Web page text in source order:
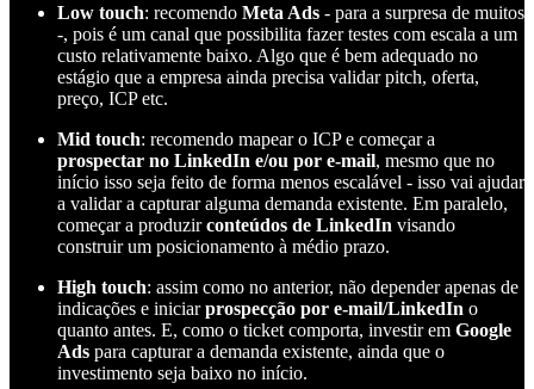
Low touch: recomendo Meta Ads - para a surpresa de muitos
-, pois é um canal que possibilita fazer testes com escala a um
custo relativamente baixo. Algo que é bem adequado no
estágio que a empresa ainda precisa validar pitch, oferta,
preço, ICP etc.
Mid touch: recomendo mapear o ICP e começar a
prospectar no LinkedIn e/ou por e-mail, mesmo que no
início isso seja feito de forma menos escalável - isso vai ajudar
a validar a capturar alguma demanda existente. Em paralelo,
começar a produzirconteúdos de LinkedIn visando
construir um posicionamento à médio prazo.
High touch: assim como no anterior, não depender apenas de
indicações e iniciarprospecção por e-mail/LinkedIn o
quanto antes. E, como o ticket comporta, investir em Google
Ads para capturar a demanda existente, ainda que o
investimento seja baixo no início.